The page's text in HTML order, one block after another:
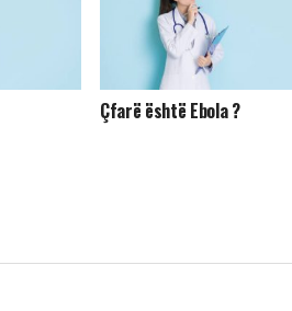
Çfarë është Ebola ?